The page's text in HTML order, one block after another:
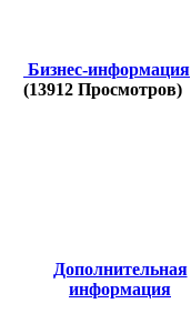
Бизнес-информация
(13912 Просмотров)
Дополнительная
информация